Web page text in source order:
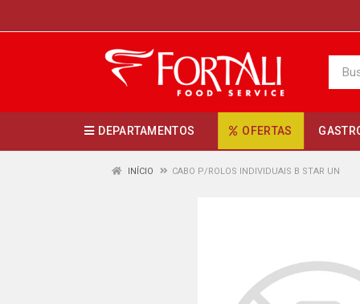
DEPARTAMENTOS OFERTAS
INÍCIO CABO P/ROLOS INDIVIDUAIS B STAR UN